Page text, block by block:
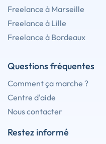
Freelance à Marseille
Freelance à Lille
Freelance à Bordeaux
Questions fréquentes
Comment ça marche ?
Centre d'aide
Nous contacter
Restez informé